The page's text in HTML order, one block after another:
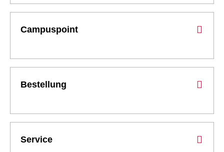
Campuspoint
Bestellung
Service